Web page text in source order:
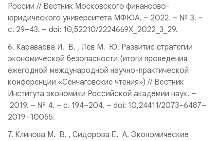
России // Вестник Московского финансово-
юридического университета МФЮА. – 2022. – № 3. –
c. 29–43. – doi: 10,52210/2224669X_2022_3_29.
6. Караваева И. В. , Лев М. Ю. Развитие стратегии
экономической безопасности (итоги проведения
ежегодной международной научно-практической
конференции «Сенчаговские чтения») // Вестник
Института экономики Российской академии наук. –
2019. – № 4. – c. 194–204. – doi: 10,24411/2073–6487–
2019–10055.
7. Клинова М. В. , Сидорова Е. А. Экономические